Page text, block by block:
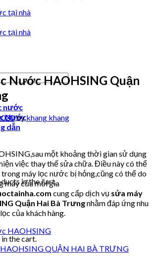
nước
Nước
dẫn
in the cart.
the cart.
Nước HAOHSING Quận
bykhang khang
một khoảng thời gian sử dụng
việc thay thế sửa chữa. Điều này có thể
máy lọc nước bị hỏng,cũng có thể do
máy của mỗi gia
cung cấp dịch vụ sửa máy
Quận Hai Bà Trưngnhằm đáp ứng nhu
của khách hàng.
QUẬN HAI BÀ TRƯNG